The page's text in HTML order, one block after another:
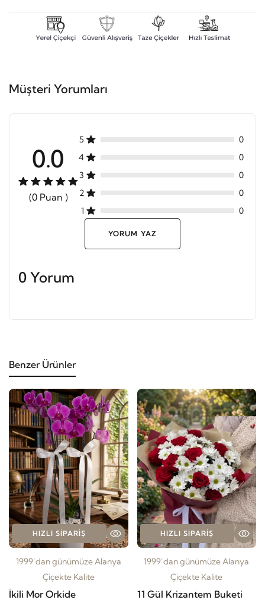
Müşteri Yorumları
0.0
(0 Puan )
5
0
4
0
3
0
2
0
1
0
YORUM YAZ
0 Yorum
Benzer Ürünler
HIZLI SIPARIŞ
1999’dan günümüze Alanya
Çiçekte Kalite
İkili Mor Orkide
HIZLI SIPARIŞ
1999’dan günümüze Alanya
Çiçekte Kalite
11 Gül Krizantem Buketi